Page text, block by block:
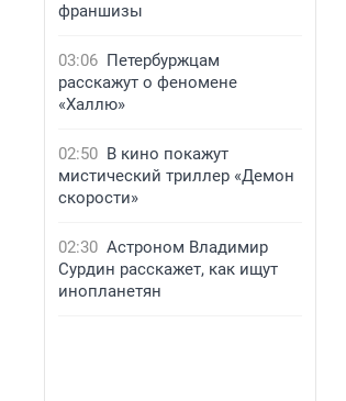
франшизы
03:06 Петербуржцам
расскажут о феномене
«Халлю»
02:50 В кино покажут
мистический триллер «Демон
скорости»
02:30 Астроном Владимир
Сурдин расскажет, как ищут
инопланетян